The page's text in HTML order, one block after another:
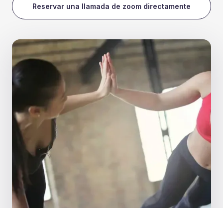
Reservar una llamada de zoom directamente